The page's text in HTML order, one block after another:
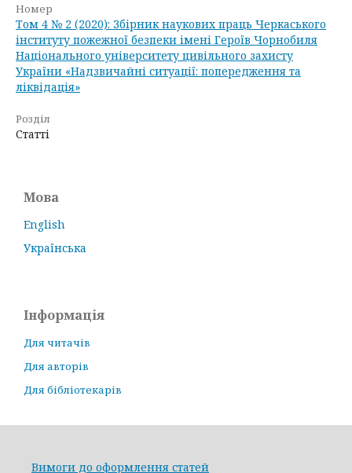
Номер
Том 4 № 2 (2020): Збірник наукових праць Черкаського
інституту пожежної безпеки імені Героїв Чорнобиля
Національного університету цивільного захисту
України «Надзвичайні ситуації: попередження та
ліквідація»
Розділ
Статті
Мова
English
Українська
Інформація
Для читачів
Для авторів
Для бібліотекарів
Вимоги до оформлення статей